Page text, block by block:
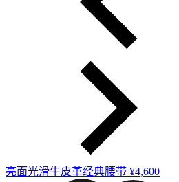
亮面光滑牛皮革经典腰带 ¥4,600